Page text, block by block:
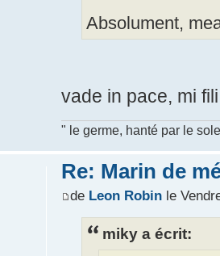
Absolument,
vade in pace, mi
" le germe, hanté par le
Re: Marin de
de Leon Robinle
miky a écrit: